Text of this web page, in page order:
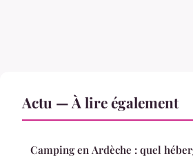
Actu — À lire également
Camping en Ardèche : quel